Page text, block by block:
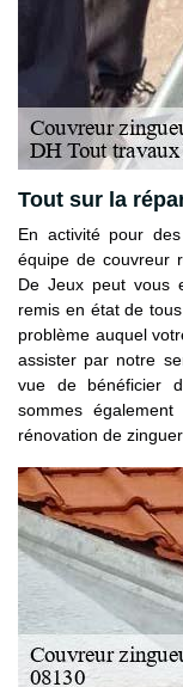
Tout sur la
En activité pour
équipe de couvreur
De Jeux peut vous
remis en état de
problème auquel
assister par notre
vue de bénéficier
sommes
rénovation de